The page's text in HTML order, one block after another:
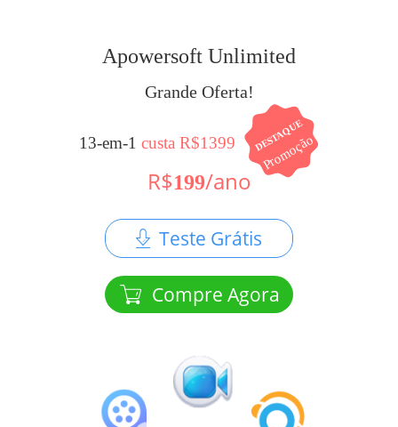
Apowersoft Unlimited
Grande Oferta!
13-em-1 custa R$1399 DESTAQUE
Promoção
R$199/ano
Teste Grátis
Compre Agora